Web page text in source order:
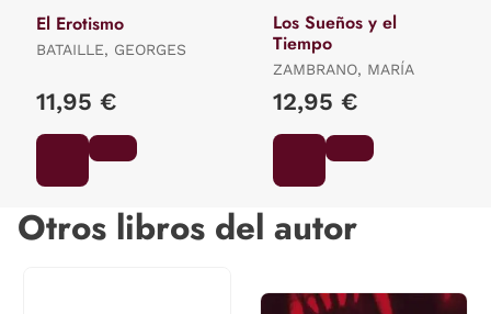
El Erotismo
BATAILLE, GEORGES
11,95 €
Los Sueños y el
Tiempo
ZAMBRANO, MARÍA
12,95 €
Otros libros del autor